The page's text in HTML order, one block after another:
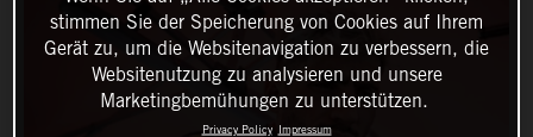
stimmen Sie der Speicherung von Cookies auf Ihrem
Gerät zu, um die Websitenavigation zu verbessern, die
Websitenutzung zu analysieren und unsere
Marketingbemühungen zu unterstützen.
Privacy Policy Impressum